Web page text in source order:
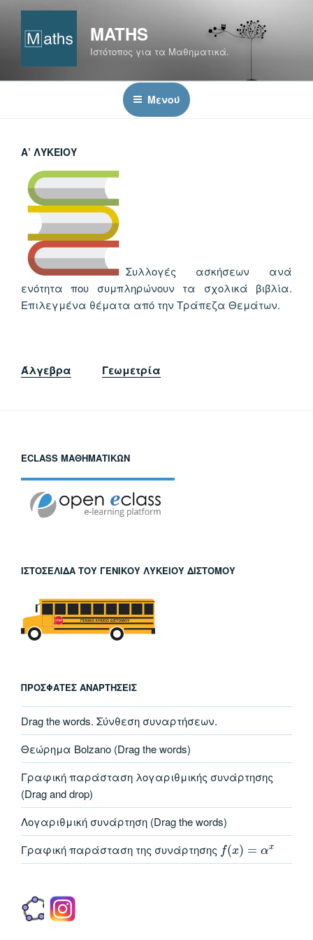
Μετάβαση
περιεχόμενο
MATHS
Ιστότοπος για τα Μαθηματικά.
Μενού
Α’ ΛΥΚΕΊΟΥ
Συλλογές ασκήσεων ανά
ενότητα που συμπληρώνουν τα σχολικά βιβλία.
Επιλεγμένα θέματα από την Τράπεζα Θεμάτων.
Άλγεβρα Γεωμετρία
ECLASS ΜΑΘΗΜΑΤΙΚΏΝ
ΙΣΤΟΣΕΛΊΔΑ ΤΟΥ ΓΕΝΙΚΟΎ ΛΥΚΕΊΟΥ ΔΙΣΤΌΜΟΥ
ΠΡΌΣΦΑΤΕΣ ΑΝΑΡΤΉΣΕΙΣ
Drag the words. Σύνθεση συναρτήσεων.
Θεώρημα Bolzano (Drag the words)
Γραφική παράσταση λογαριθμικής συνάρτησης
(Drag and drop)
Λογαριθμική συνάρτηση (Drag the words)
Γραφική παράσταση της συνάρτησης f(x) = αx